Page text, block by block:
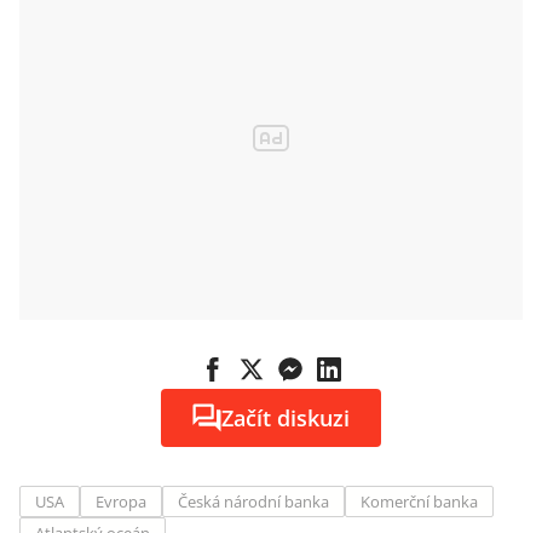
Začít diskuzi
USA Evropa Česká národní banka
Komerční banka